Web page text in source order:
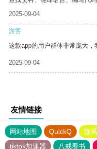
2025-09-04
游客
这款app的用户群体非常庞大，
2025-09-04
友情链接
网站地图 QuickQ 旋
tiktok加速器
八戒看书